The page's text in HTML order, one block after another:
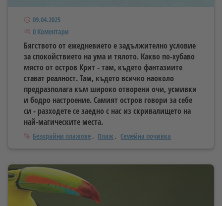
Публикуван
09.04.2025
Започнете дискусията
0 Коментари
Бягството от ежедневието е задължително условие
за спокойствието на ума и тялото. Какво по-хубаво
място от остров Крит - там, където фантазиите
стават реалност. Там, където всичко наоколо
предразполага към широко отворени очи, усмивки
и бодро настроение. Самият остров говори за себе
си - разходете се заедно с нас из скривалището на
най-магическите места.
Тагове
Безкрайни плажове Плаж Семейна почивка